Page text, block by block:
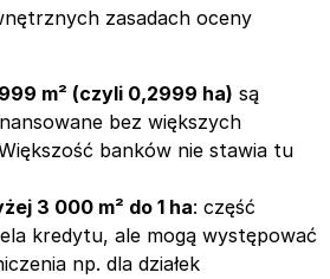
zasadach oceny
m² (czyli 0,2999 ha) są
bez większych
banków nie stawia tu
3 000 m² do 1 ha: część
kredytu, ale mogą występować
np. dla działek